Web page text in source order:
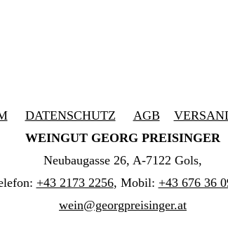
DATENSCHUTZ AGB
WEINGUT GEORG PREISINGER
Neubaugasse 26, A-7122 Gols,
+43 2173 2256, Mobil: +43 676 36
wein@georgpreisinger.at